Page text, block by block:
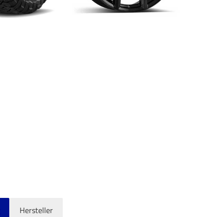
Hersteller